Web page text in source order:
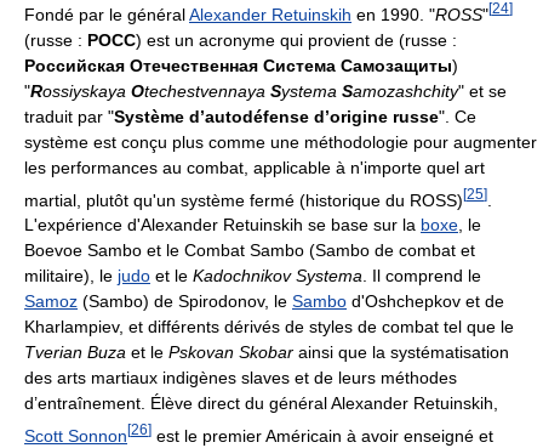
Fondé par le généralAlexander Retuinskih en 1990. "ROSS"[24]
(russe : РОСС) est un acronyme qui provient de (russe :
Российская Отечественная Система Самозащиты)
"Rossiyskaya Otechestvennaya Systema Samozashchity" et se
traduit par "Système d’autodéfense d’origine russe". Ce
système est conçu plus comme une méthodologie pour augmenter
les performances au combat, applicable à n'importe quel art
martial, plutôt qu'un système fermé (historique du ROSS)[25]
L'expérience d'Alexander Retuinskih se base sur la boxe, le
Boevoe Sambo et le Combat Sambo (Sambo de combat et
militaire), le judo et le Kadochnikov Systema. Il comprend le
Samoz (Sambo) de Spirodonov, le Sambo d'Oshchepkov et de
Kharlampiev, et différents dérivés de styles de combat tel que le
Tverian Buza et le Pskovan Skobar ainsi que la systématisation
des arts martiaux indigènes slaves et de leurs méthodes
d’entraînement. Élève direct du général Alexander Retuinskih,
Scott Sonnon [26] est le premier Américain à avoir enseigné et